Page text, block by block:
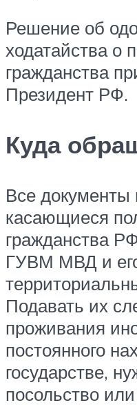
Решение об
ходатайства о
гражданства
Президент РФ.
Куда
Все документы
касающиеся
гражданства
ГУВМ МВД и
Подавать их
проживания
постоянного
государстве,
посольство